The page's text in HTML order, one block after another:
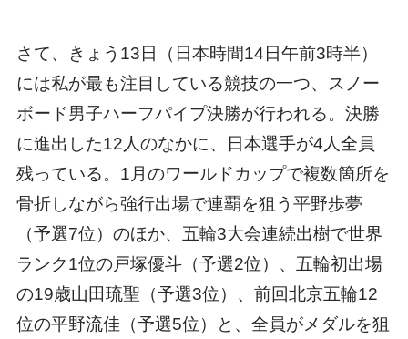
さて、きょう13日（日本時間14日午前3時半）
には私が最も注目している競技の一つ、スノー
ボード男子ハーフパイプ決勝が行われる。決勝
に進出した12人のなかに、日本選手が4人全員
残っている。1月のワールドカップで複数箇所を
骨折しながら強行出場で連覇を狙う平野歩夢
（予選7位）のほか、五輪3大会連続出樹で世界
ランク1位の戸塚優斗（予選2位）、五輪初出場
の19歳山田琉聖（予選3位）、前回北京五輪12
位の平野流佳（予選5位）と、全員がメダルを狙